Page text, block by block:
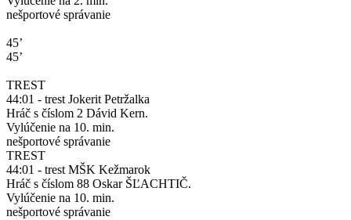
nešportové správanie
45’
45’
TREST
44:01 - trest Jokerit Petržalka
Hráč s číslom 2 Dávid Kern.
Vylúčenie na 10. min.
nešportové správanie
TREST
44:01 - trest MŠK Kežmarok
Hráč s číslom 88 Oskar ŠĽACHTIČ.
Vylúčenie na 10. min.
nešportové správanie